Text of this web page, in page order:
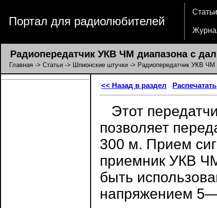
Портал для радиолюбителей
Статьи
Радиопередатчик УКВ ЧМ диапазона с
Главная -> Статьи -> Шпионские штучки -> Радиопередатчик УКВ ЧМ
<< Назад в раздел Распечатать
Этот
позволяет
300 м. Прием
приемник УКВ
быть
напряжением